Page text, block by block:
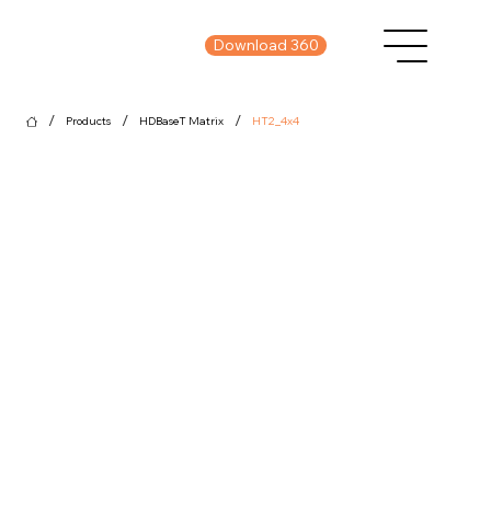
Download 360
/ Products / HDBaseT Matrix / HT2_4x4